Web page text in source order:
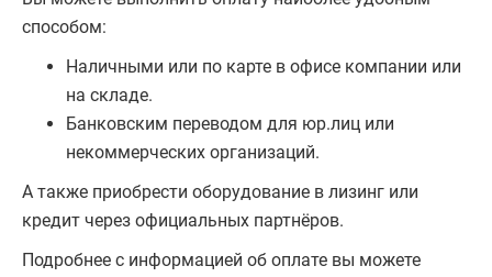
способом:
Наличными или по карте в офисе компании или
на складе.
Банковским переводом для юр.лиц или
некоммерческих организаций.
А также приобрести оборудование в лизинг или
кредит через официальных партнёров.
Подробнее с информацией об оплате вы можете